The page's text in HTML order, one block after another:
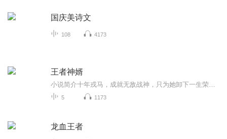
国庆美诗文
108 4173
王者神婿
5 1173
龙血王者